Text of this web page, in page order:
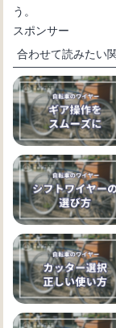
う。
スポンサー
合わせて読みたい